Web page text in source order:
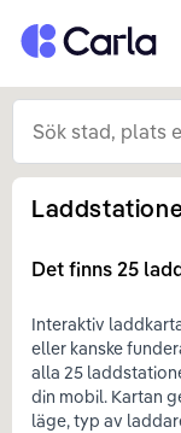
Tillbaka till startsidan
Det finns 25
Interaktiv
eller kanske
alla 25
din mobil. Kartan
läge, typ av